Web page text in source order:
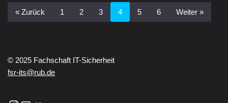
« Zurück 1 2 3 4 5 6 Weiter »
© 2025 Fachschaft IT-Sicherheit
fsr-its@rub.de